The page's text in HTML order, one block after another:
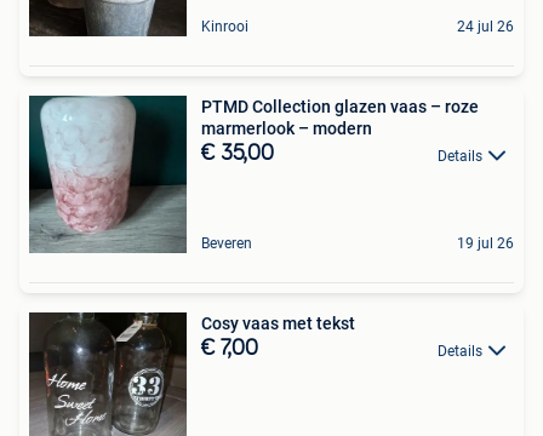
Kinrooi 24 jul 26
PTMD Collection glazen vaas – roze
marmerlook – modern
€ 35,00 Details
Beveren 19 jul 26
Cosy vaas met tekst
€ 7,00 Details